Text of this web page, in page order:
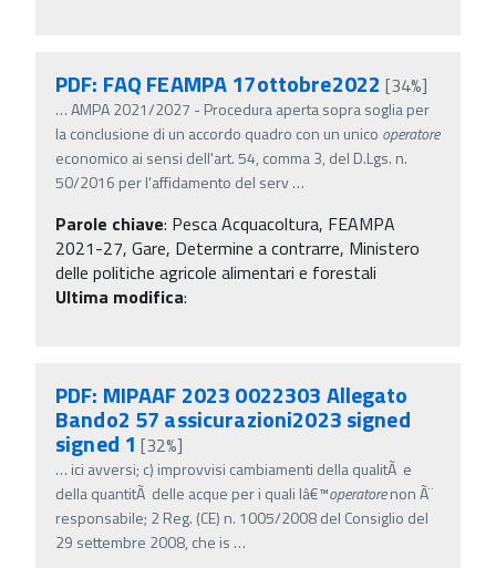
PDF: FAQ FEAMPA 17ottobre2022 [34%]
…AMPA 2021/2027 - Procedura aperta sopra soglia per
la conclusione di un accordo quadro con un unico operatore
economico ai sensi dell'art. 54, comma 3, del D.Lgs. n.
50/2016 per l'affidamento del serv…
Parole chiave: Pesca Acquacoltura, FEAMPA
2021-27, Gare, Determine a contrarre, Ministero
delle politiche agricole alimentari e forestali
Ultima modifica:
PDF: MIPAAF 2023 0022303 Allegato
Bando2 57 assicurazioni2023 signed
signed 1[32%]
… ici avversi; c) improvvisi cambiamenti della qualitÃ e
della quantitÃ delle acque per i quali lâ€™operatorenon Ã¨
responsabile; 2 Reg. (CE) n. 1005/2008 del Consiglio del
29 settembre 2008, che is …